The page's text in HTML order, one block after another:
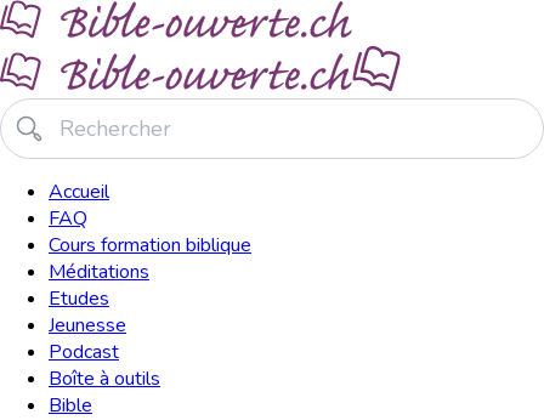
Accueil
FAQ
Cours formation biblique
Méditations
Etudes
Jeunesse
Podcast
Boîte à outils
Bible